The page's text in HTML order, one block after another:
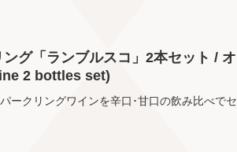
グ「ランブルスコ」2本セット / オ
2 bottles set)
ークリングワインを辛口･甘口の飲み比べでセ